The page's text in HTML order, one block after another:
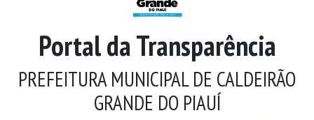
Portal da Transparência
PREFEITURA MUNICIPAL DE CALDEIRÃO
GRANDE DO PIAUÍ